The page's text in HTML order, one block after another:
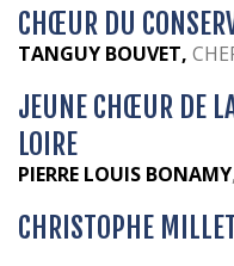
CHŒUR DU
TANGUY BOUVET,
JEUNE CHŒUR DE
LOIRE
PIERRE LOUIS BONAMY
CHRISTOPHE